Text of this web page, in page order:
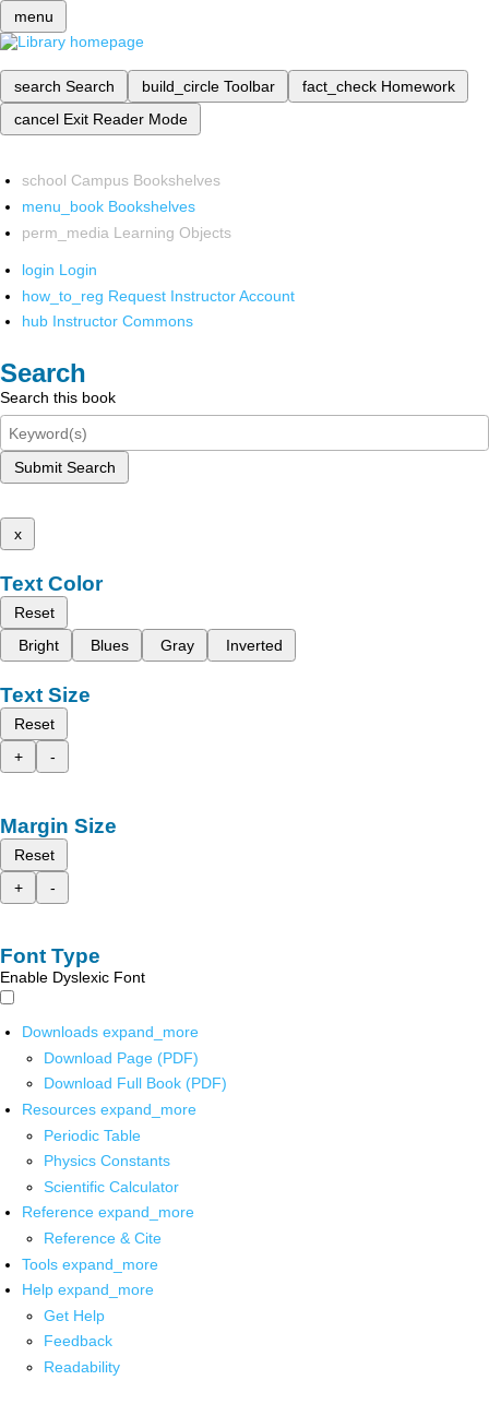
menu
search Search build_circle Toolbar fact_check Homework
cancel Exit Reader Mode
school Campus Bookshelves
menu_book Bookshelves
perm_media Learning Objects
login Login
how_to_reg Request Instructor Account
hub Instructor Commons
Search
Search this book
Submit Search
x
Text Color
Reset
Bright
Blues Gray Inverted
Text Size
Reset
+
-
Margin Size
Reset
+
-
Font Type
Enable Dyslexic Font
Downloads expand_more
Download Page (PDF)
Download Full Book (PDF)
Resources expand_more
Periodic Table
Physics Constants
Scientific Calculator
Reference expand_more
Reference & Cite
Tools expand_more
Help expand_more
Get Help
Feedback
Readability